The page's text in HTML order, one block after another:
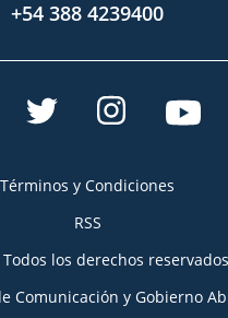
+54 388 4239400
Términos y Condiciones
RSS
los derechos reservados
Comunicación y Gobierno